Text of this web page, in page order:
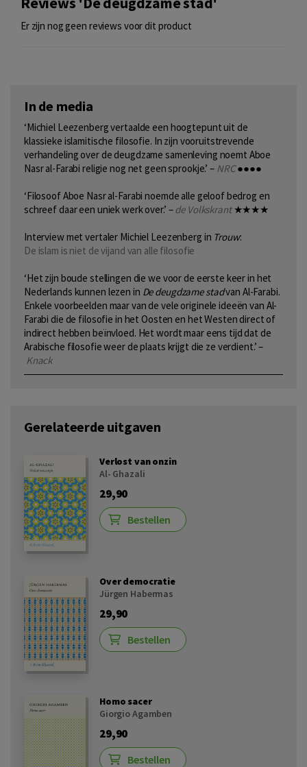
Er zijn nog geen reviews voor dit product
In de media
‘Michiel Leezenberg vertaalde een hoogtepunt uit de
klassieke islamitische filosofie. In zijn vooruitstrevende
verhandeling over de deugdzame samenleving noemt Aboe
Nasr al-Farabi religie nog net geen sprookje.’ – NRC●●●●
‘Filosoof Aboe Nasr al-Farabi noemde alle geloof bedrog en
schreef daar een uniek werk over.’ –de Volkskrant ★★★★
Interview met vertaler Michiel Leezenberg in Trouw:
De islam is niet de vijand van alle filosofie
‘Het zijn boude stellingen die we voor de eerste keer in het
Nederlands kunnen lezen in De deugdzame stadvan Al-Farabi.
Enkele voorbeelden maar van de vele originele ideeën van Al-
Farabi die de filosofie in het Oosten en het Westen direct of
indirect hebben beïnvloed. Het wordt maar eens tijd dat de
Arabische filosofie weer de plaats krijgt die ze verdient.’ –
Knack
Gerelateerde uitgaven
Verlost van onzin
Al- Ghazali
29,90
Bestellen
Over democratie
Jürgen Habermas
29,90
Bestellen
Homo sacer
Giorgio Agamben
29,90
Bestellen